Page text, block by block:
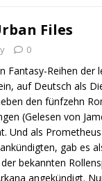
Files
0
Fantasy-Reihen der
auf Deutsch als
den fünfzehn
(Gelesen von
Und als
gab es
bekannten
angekündigt.